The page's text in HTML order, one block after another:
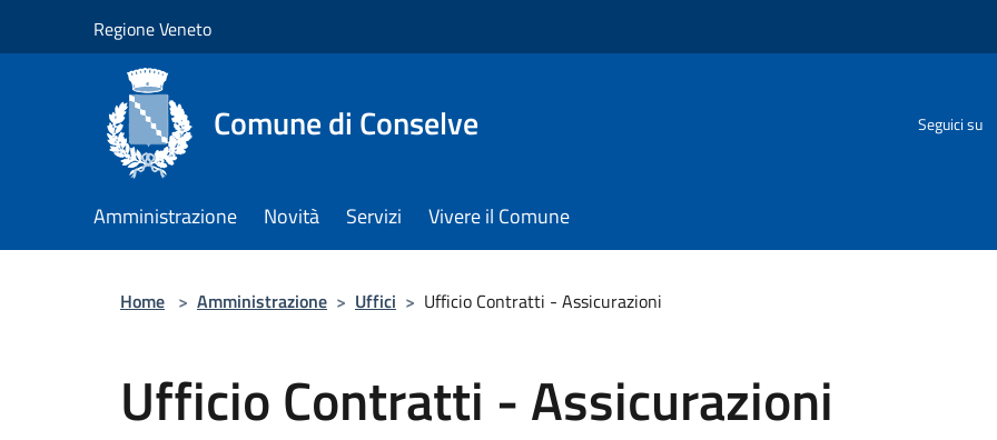
Regione Veneto
Comune di Conselve Seguici su
Amministrazione Novità Servizi Vivere il Comune
Home > Amministrazione > Uffici > Ufficio Contratti - Assicurazioni
Ufficio Contratti - Assicurazioni